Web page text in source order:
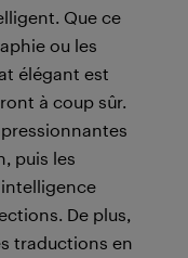
Que ce
ou les
élégant est
à coup sûr.
puis les
De plus,
traductions en